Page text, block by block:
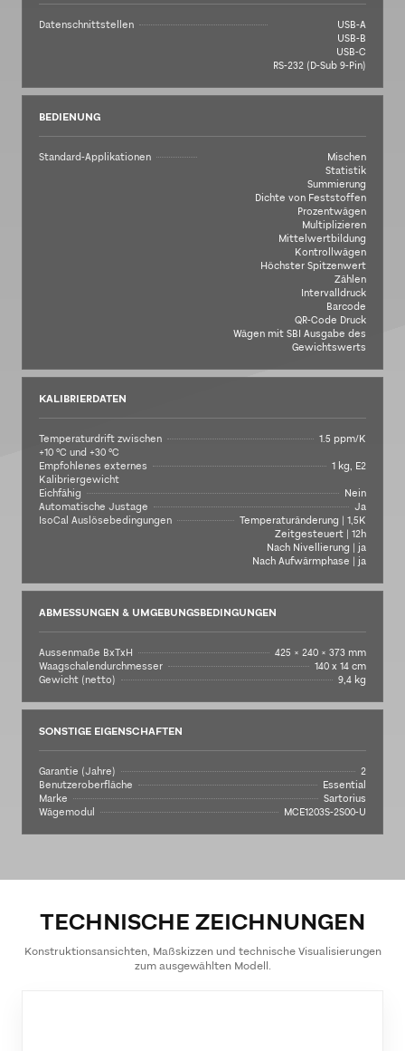
Datenschnittstellen
USB-A
USB-B
USB-C
RS-232 (D-Sub 9-Pin)
BEDIENUNG
Standard-Applikationen
Mischen
Statistik
Summierung
Dichte von Feststoffen
Prozentwägen
Multiplizieren
Mittelwertbildung
Kontrollwägen
Höchster Spitzenwert
Zählen
Intervalldruck
Barcode
QR-Code Druck
Wägen mit SBI Ausgabe des
Gewichtswerts
KALIBRIERDATEN
Temperaturdrift zwischen
+10 °C und +30 °C
1.5 ppm/K
Empfohlenes externes
Kalibriergewicht
1 kg, E2
Eichfähig
Nein
Automatische Justage
Ja
IsoCal Auslösebedingungen
Temperaturänderung | 1,5K
Zeitgesteuert | 12h
Nach Nivellierung | ja
Nach Aufwärmphase | ja
ABMESSUNGEN & UMGEBUNGSBEDINGUNGEN
Aussenmaße BxTxH
425 × 240 × 373 mm
Waagschalendurchmesser
140 x 14 cm
Gewicht (netto)
9,4 kg
SONSTIGE EIGENSCHAFTEN
Garantie (Jahre)
2
Benutzeroberfläche
Essential
Marke
Sartorius
Wägemodul
MCE1203S-2S00-U
TECHNISCHE ZEICHNUNGEN
Konstruktionsansichten, Maßskizzen und technische Visualisierungen
zum ausgewählten Modell.